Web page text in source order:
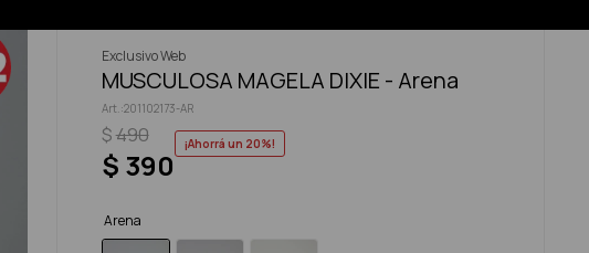
Exclusivo Web
MUSCULOSA MAGELA DIXIE - Arena
201102173-AR
$ 390
$490 20
Arena